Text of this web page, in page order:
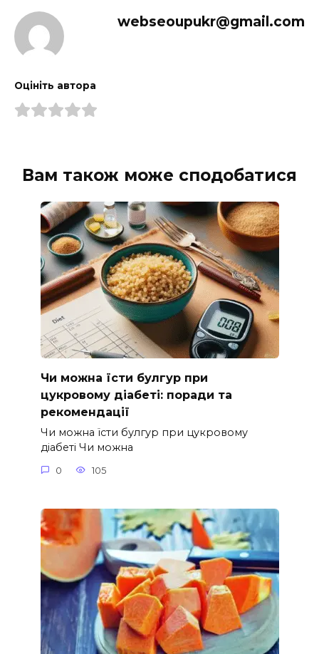
webseoupukr@gmail.com
Оцініть автора
Вам також може сподобатися
Чи можна їсти булгур при
цукровому діабеті: поради та
рекомендації
Чи можна їсти булгур при цукровому
діабеті Чи можна
0 105